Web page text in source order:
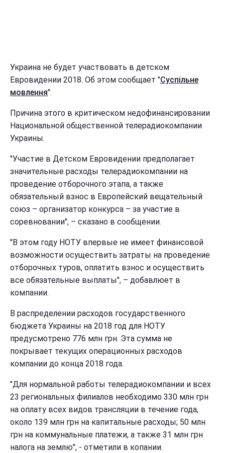
Украина не будет участвовать в детском
Евровидении 2018. Об этом сообщает "Суспільне
мовлення".
Причина этого в критическом недофинансировании
Национальной общественной телерадиокомпании
Украины.
"Участие в Детском Евровидении предполагает
значительные расходы телерадиокомпании на
проведение отборочного этапа, а также
обязательный взнос в Европейский вещательный
союз – организатор конкурса – за участие в
соревновании", – сказано в сообщении.
"В этом году НОТУ впервые не имеет финансовой
возможности осуществить затраты на проведение
отборочных туров, оплатить взнос и осуществить
все обязательные выплаты", – добавлюет в
компании.
В распределении расходов государственного
бюджета Украины на 2018 год для НОТУ
предусмотрено 776 млн грн. Эта сумма не
покрывает текущих операционных расходов
компании до конца 2018 года.
"Для нормальной работы телерадиокомпании и всех
23 региональных филиалов необходимо 330 млн грн
на оплату всех видов трансляции в течение года,
около 139 млн грн на капитальные расходы; 50 млн
грн на коммунальные платежи, а также 31 млн грн
налога на землю", - отметили в копании.